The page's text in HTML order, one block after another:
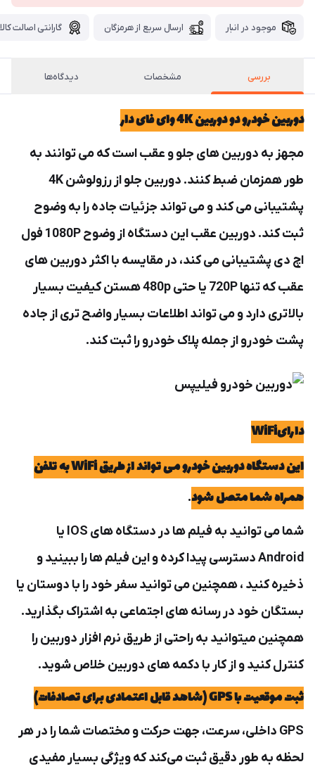
موجود در انبار ارسال سریع از هرمزگان گارانتی اصالت کالا
بررسی مشخصات دیدگاه‌ها
دوربین خودرو دو دوربین 4K وای فای دار
مجهز به دوربین های جلو و عقب است که می توانند به
طور همزمان ضبط کنند. دوربین جلو از رزولوشن 4K
پشتیبانی می کند و می تواند جزئیات جاده را به وضوح
ثبت کند. دوربین عقب این دستگاه از وضوح 1080P فول
اچ دی پشتیبانی می کند، در مقایسه با اکثر دوربین های
عقب که تنها 720P یا حتی 480p هستن کیفیت بسیار
بالاتری دارد و می تواند اطلاعات بسیار واضح تری از جاده
پشت خودرو از جمله پلاک خودرو را ثبت کند.
دارایWiFi
این دستگاه دوربین خودرو می تواند از طریق WiFi به تلفن
همراه شما متصل شود.
شما می توانید به فیلم ها در دستگاه های IOS یا
Android دسترسی پیدا کرده و
این فیلم ها را ببینید و
ذخیره کنید ، همچنین می توانید سفر خود را با دوستان یا
بستگان خود در رسانه های اجتماعی به اشتراک بگذارید.
همچنین میتوانید به راحتی از طریق نرم افزار دوربین را
کنترل کنید و از کار با دکمه های دوربین خلاص شوید.
ثبت موقعیت با GPS (شاهد قابل اعتمادی برای تصادفات)
GPS داخلی، سرعت، جهت حرکت و مختصات شما را در هر
لحظه به طور دقیق ثبت می‌کند که ویژگی بسیار مفیدی